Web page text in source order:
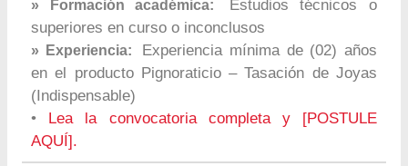
» Formación académica:
Estudios técnicos o
superiores en curso o inconclusos
» Experiencia:
Experiencia mínima de (02) años
en el producto Pignoraticio – Tasación de Joyas
(Indispensable)
•
Lea la convocatoria completa y [POSTULE
AQUÍ].